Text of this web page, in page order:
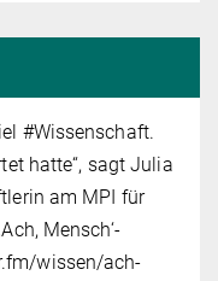
#Wissenschaft.
hatte“, sagt Julia
am MPI für
Mensch‘-
wissen/ach-